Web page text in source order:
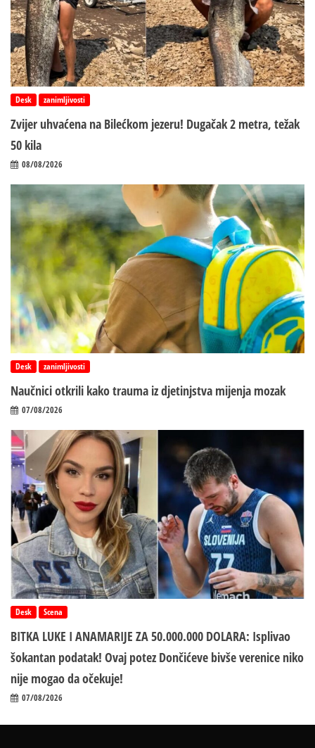
Desk zanimljivosti
Zvijer uhvaćena na Bilećkom jezeru! Dugačak 2 metra, težak
50 kila
08/08/2026
Desk zanimljivosti
Naučnici otkrili kako trauma iz d‌jetinjstva mijenja mozak
07/08/2026
Desk Scena
BITKA LUKE I ANAMARIJE ZA 50.000.000 DOLARA: Isplivao
šokantan podatak! Ovaj potez Dončićeve bivše verenice niko
nije mogao da očekuje!
07/08/2026